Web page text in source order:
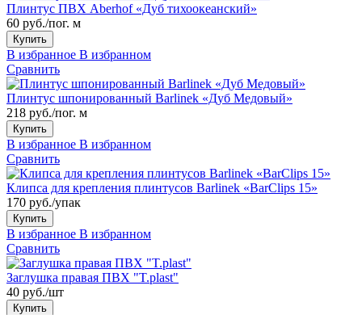
Плинтус ПВХ Aberhof «Дуб тихоокеанский»
60 руб./пог. м
Купить
В избранное В избранном
Сравнить
Плинтус шпонированный Barlinek «Дуб Медовый»
218 руб./пог. м
Купить
В избранное В избранном
Сравнить
Клипса для крепления плинтусов Barlinek «BarClips 15»
170 руб./упак
Купить
В избранное В избранном
Сравнить
Заглушка правая ПВХ "T.plast"
40 руб./шт
Купить